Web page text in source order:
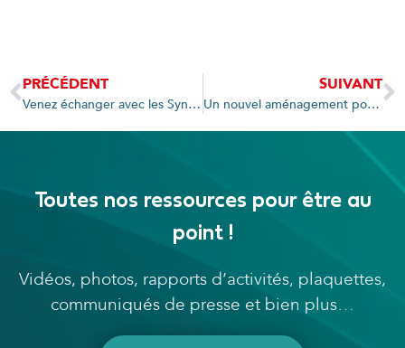
PRÉCÉDENT
Venez échanger avec les Syndicats d’énergies régionaux au salon Onlylight
SUIVANT
Un nouvel aménagement pour le centre-bourg de Saint-Jorioz
Toutes nos ressources pour être au
point !
Vidéos, photos, rapports d’activités, plaquettes,
communiqués de presse et bien plus…